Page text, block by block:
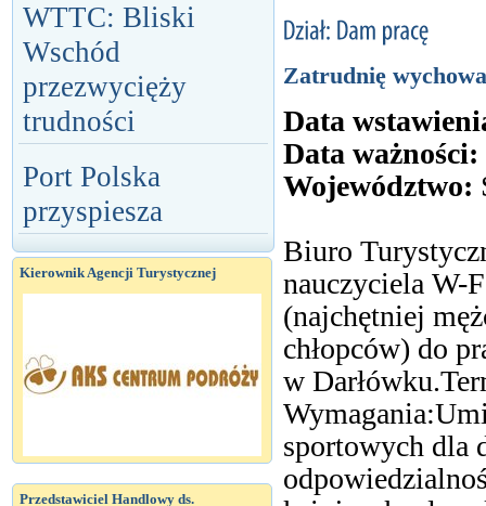
WTTC: Bliski
Wschód
przezwycięży
trudności
Port Polska
przyspiesza
Kierownik Agencji Turystycznej
Przedstawiciel Handlowy ds.
Zatrudnię
Data
Data ważności:
Województwo:
Biuro
nauczyciela W-
(najchętniej
chłopców) do
w
sportowych dla